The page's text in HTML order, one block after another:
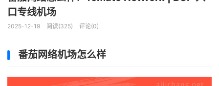
口专线机场
2025-12-19 阅读(325) 评论(0)
番茄网络机场怎么样